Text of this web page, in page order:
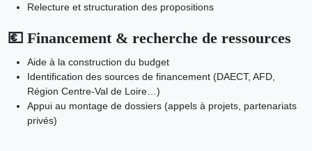
Relecture et structuration des propositions
💶 Financement & recherche de ressources
Aide à la construction du budget
Identification des sources de financement (DAECT, AFD,
Région Centre-Val de Loire…)
Appui au montage de dossiers (appels à projets, partenariats
privés)